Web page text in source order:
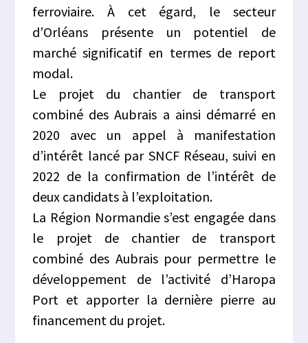
ferroviaire. À cet égard, le secteur
d’Orléans présente un potentiel de
marché significatif en termes de report
modal.
Le projet du chantier de transport
combiné des Aubrais a ainsi démarré en
2020 avec un appel à manifestation
d’intérêt lancé par SNCF Réseau, suivi en
2022 de la confirmation de l’intérêt de
deux candidats à l’exploitation.
La Région Normandie s’est engagée dans
le projet de chantier de transport
combiné des Aubrais pour permettre le
développement de l’activité d’Haropa
Port et apporter la dernière pierre au
financement du projet.